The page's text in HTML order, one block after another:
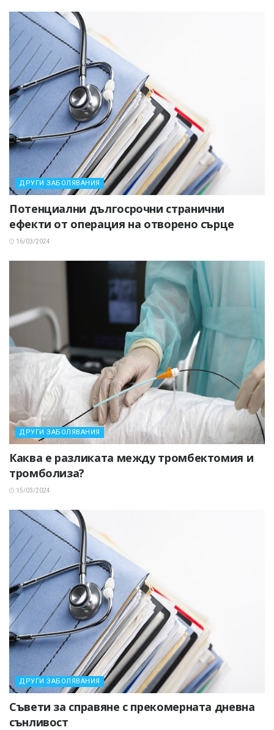
ДРУГИ ЗАБОЛЯВАНИЯ
Потенциални дългосрочни странични
ефекти от операция на отворено сърце
16/03/2024
ДРУГИ ЗАБОЛЯВАНИЯ
Каква е разликата между тромбектомия и
тромболиза?
15/03/2024
ДРУГИ ЗАБОЛЯВАНИЯ
Съвети за справяне с прекомерната дневна
сънливост